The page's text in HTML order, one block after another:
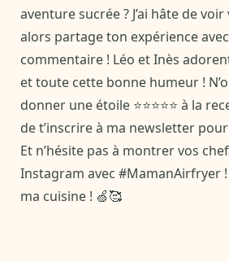
aventure sucrée ? J’ai hâte de
alors partage ton expérience
commentaire ! Léo et Inès
et toute cette bonne humeur !
donner une étoile ⭐⭐⭐⭐⭐ à la
de t’inscrire à ma newsletter pour
Et n’hésite pas à montrer vos
Instagram avec #MamanAirfryer
ma cuisine ! 🍏🥰